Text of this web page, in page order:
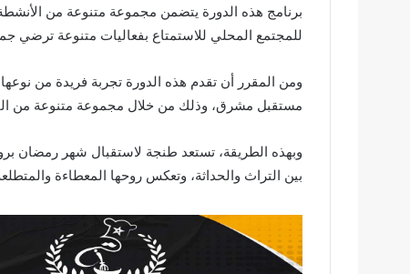
برنامج هذه الدورة يتضمن مجموعة متنوعة من الأنشطة
للمجتمع المحلي للاستمتاع بفعاليات متنوعة ترضي
ومن المقرر أن تقدم هذه الدورة تجربة فريدة من
مستقبل مشرق، وذلك من خلال مجموعة متنوعة من
وبهذه الطريقة، تستعد طنجة لاستقبال شهر رمضان
بين التراث والحداثة، وتعكس روحها المعطاءة